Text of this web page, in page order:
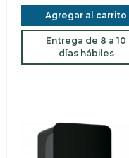
Agregar al carrito
Entrega de 8 a 10
días hábiles